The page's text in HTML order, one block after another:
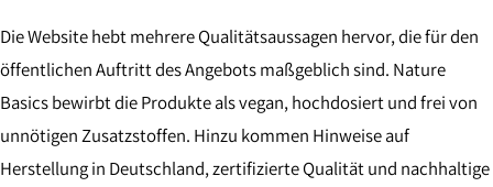
Die Website hebt mehrere Qualitätsaussagen hervor, die für den
öffentlichen Auftritt des Angebots maßgeblich sind. Nature
Basics bewirbt die Produkte als vegan, hochdosiert und frei von
unnötigen Zusatzstoffen. Hinzu kommen Hinweise auf
Herstellung in Deutschland, zertifizierte Qualität und nachhaltige